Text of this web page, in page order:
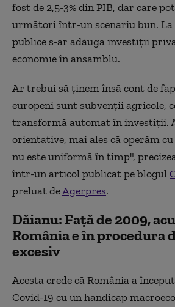
fost de 2,5-3% din PIB, dar care
următori într-un scenariu bun.
publice s-ar adăuga investiţii
economie în ansamblu.
Ar trebui să ţinem însă cont de
europeni sunt subvenţii agricole,
transformă automat în investiţii.
orientative, mai ales că operăm
nu este uniformă în timp",
într-un articol publicat pe blogul
preluat deAgerpres.
Dăianu: Față de 2009,
România e în procedura
excesiv
Acesta crede că România a
Covid-19 cu un handicap